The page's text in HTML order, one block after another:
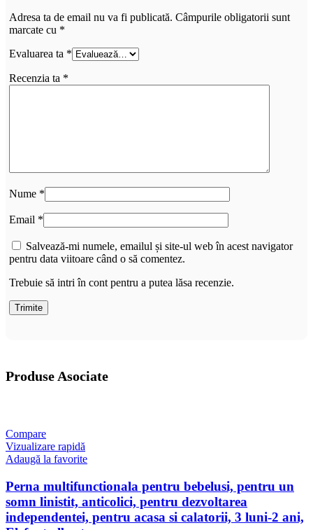
Adresa ta de email nu va fi publicată. Câmpurile obligatorii sunt
marcate cu *
Evaluarea ta *
Recenzia ta *
Nume *
Email *
Salvează-mi numele, emailul și site-ul web în acest navigator
pentru data viitoare când o să comentez.
Trebuie să intri în cont pentru a putea lăsa recenzie.
Produse Asociate
Compare
Vizualizare rapidă
Adaugă la favorite
Perna multifunctionala pentru bebelusi, pentru un
somn linistit, anticolici, pentru dezvoltarea
independentei, pentru acasa si calatorii, 3 luni-2 ani,